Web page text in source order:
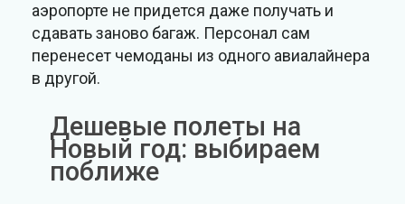
аэропорте не придется даже получать и
сдавать заново багаж. Персонал сам
перенесет чемоданы из одного авиалайнера
в другой.
Дешевые полеты на
Новый год: выбираем
поближе